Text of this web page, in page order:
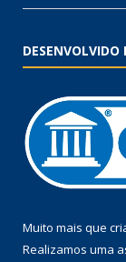
DESENVOLVIDO
Muito mais que
Realizamos uma